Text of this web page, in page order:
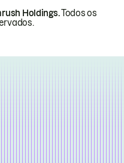
Holdings.Todos os